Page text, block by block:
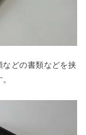
などの書類などを挟